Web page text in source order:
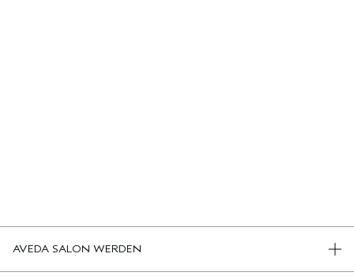
AVEDA SALON WERDEN